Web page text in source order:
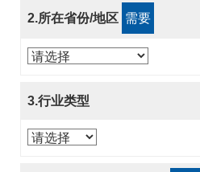
2.所在省份/地区 需要
3.行业类型